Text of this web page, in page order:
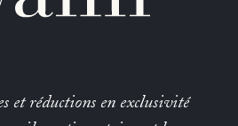
et réductions en exclusivité